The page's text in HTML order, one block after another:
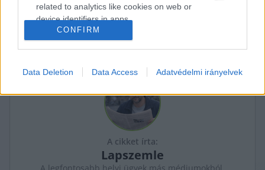
related to analytics like cookies on web or
device identifiers in apps.
I want to allow Google to enable storage
I want to allow Google to enable storage
related to personalization.
I want to allow Google to enable storage
related to security, including authentication
functionality and fraud prevention, and other
CONFIRM
Data Deletion Data Access Adatvédelmi irányelvek
A cikket írta:
Lapszemle
A legfontosabb helyi ügyek más médiumokból,